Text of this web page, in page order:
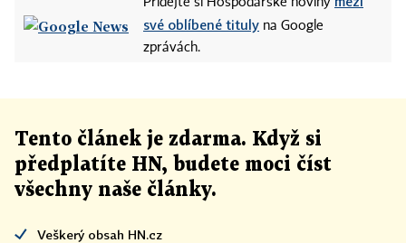
Přidejte si Hospodářské noviny
své oblíbené tituly na Google
zprávách.
Tento článek je zdarma. Když si
předplatíte HN, budete moci číst
všechny naše články.
Veškerý obsah HN.cz